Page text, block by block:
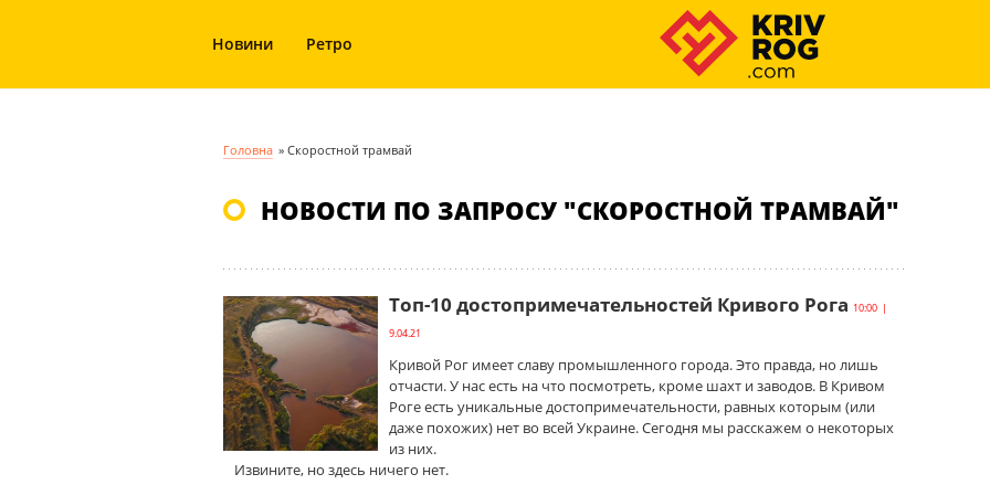
Новини Ретро
Головна » Скоростной трамвай
НОВОСТИ ПО ЗАПРОСУ "СКОРОСТНОЙ ТРАМВАЙ"
Топ-10 достопримечательностей Кривого Рога 10:00 |
9.04.21
Кривой Рог имеет славу промышленного города. Это правда, но лишь
отчасти. У нас есть на что посмотреть, кроме шахт и заводов. В Кривом
Роге есть уникальные достопримечательности, равных которым (или
даже похожих) нет во всей Украине. Сегодня мы расскажем о некоторых
из них.
Извините, но здесь ничего нет.